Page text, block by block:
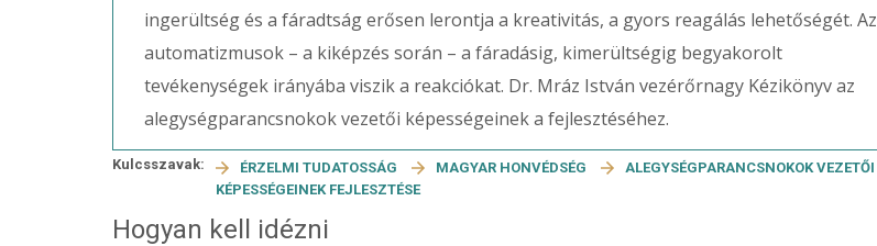
ingerültség és a fáradtság erősen lerontja a kreativitás, a gyors reagálás lehetőségét. Az
automatizmusok – a kiképzés során – a fáradásig, kimerültségig begyakorolt
tevékenységek irányába viszik a reakciókat. Dr. Mráz István vezérőrnagy Kézikönyv az
alegységparancsnokok vezetői képességeinek a fejlesztéséhez.
Kulcsszavak: ÉRZELMI TUDATOSSÁG MAGYAR HONVÉDSÉG
ALEGYSÉGPARANCSNOKOK VEZETŐI
KÉPESSÉGEINEK FEJLESZTÉSE
Hogyan kell idézni